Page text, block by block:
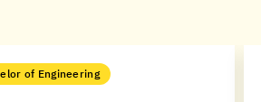
of Engineering